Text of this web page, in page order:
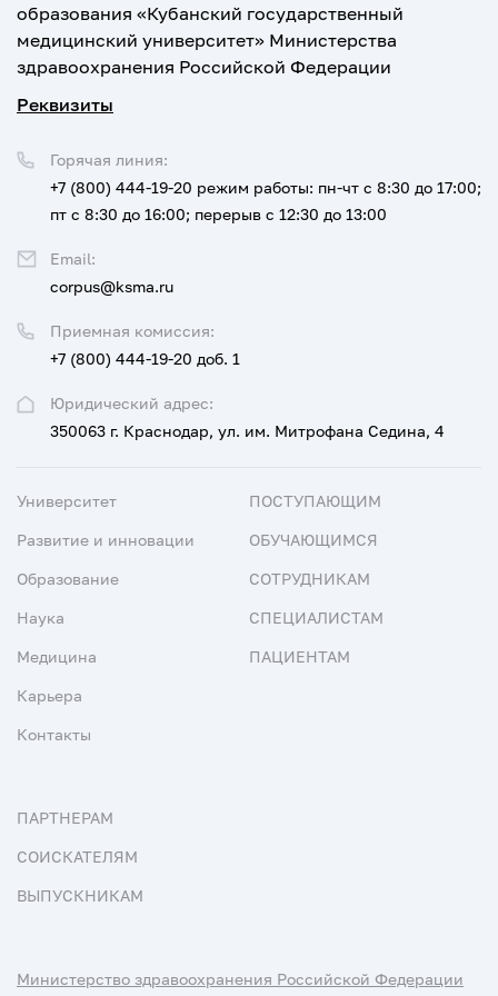
образования «Кубанский государственный
медицинский университет» Министерства
здравоохранения Российской Федерации
Реквизиты
Юридический адрес:
350063 г. Краснодар, ул. им. Митрофана Седина, 4
Приемная комиссия:
+7 (800) 444-19-20 доб. 1
Горячая линия:
+7 (800) 444-19-20 режим работы: пн-чт с 8:30 до 17:00;
пт с 8:30 до 16:00; перерыв с 12:30 до 13:00
Email:
corpus@ksma.ru
Университет
Развитие и инновации
Образование
Наука
Медицина
Карьера
Контакты
ПОСТУПАЮЩИМ
ОБУЧАЮЩИМСЯ
СОТРУДНИКАМ
СПЕЦИАЛИСТАМ
ПАЦИЕНТАМ
ПАРТНЕРАМ
СОИСКАТЕЛЯМ
ВЫПУСКНИКАМ
Министерство здравоохранения Российской Федерации